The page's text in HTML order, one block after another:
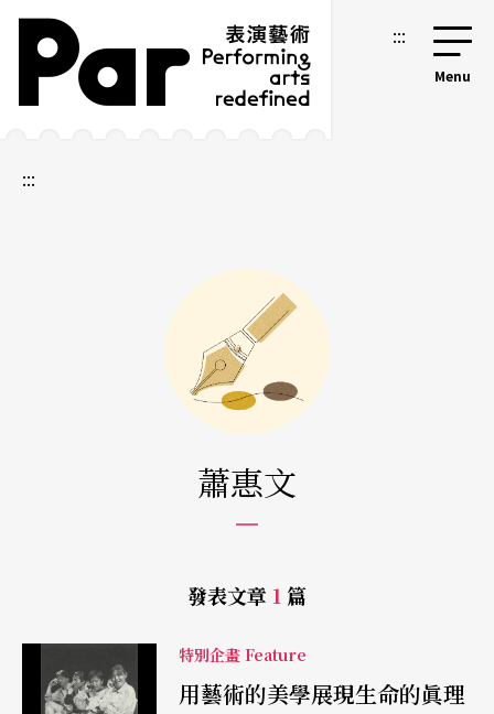
跳到主要內容區塊
網站導覽 :::
:::
蕭惠文
發表文章 1 篇
特別企畫 Feature
用藝術的美學展現生命的眞理